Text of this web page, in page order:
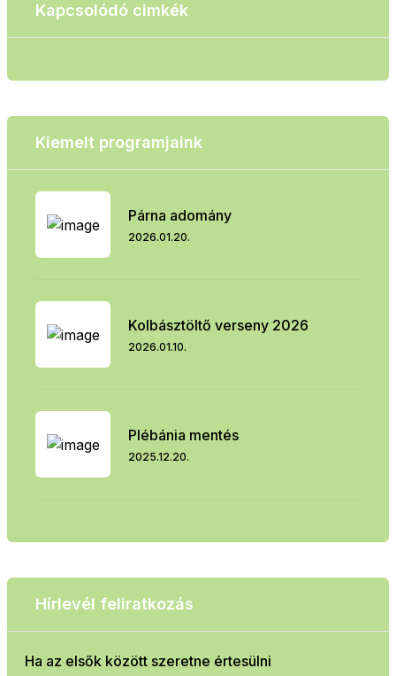
Kapcsolódó cimkék
Kiemelt programjaink
Párna adomány
2026.01.20.
Kolbásztöltő verseny 2026
2026.01.10.
Plébánia mentés
2025.12.20.
Hírlevél feliratkozás
Ha az elsők között szeretne értesülni